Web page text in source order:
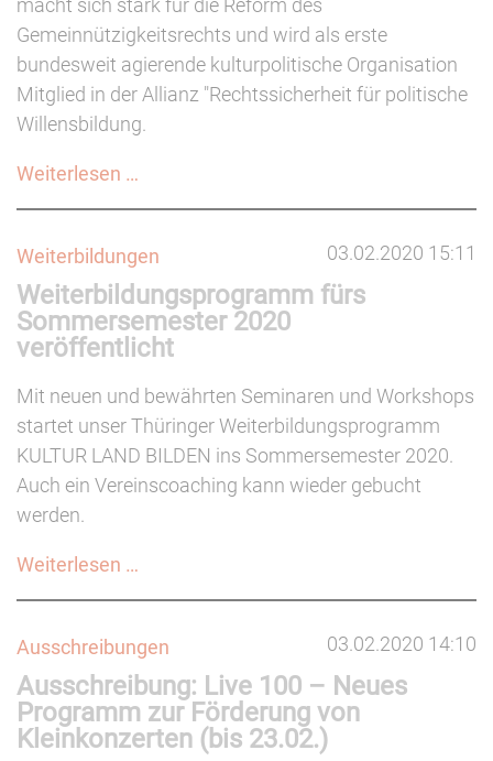
macht sich stark für die Reform des
Gemeinnützigkeitsrechts und wird als erste
bundesweit agierende kulturpolitische Organisation
Mitglied in der Allianz "Rechtssicherheit für politische
Willensbildung.
Weiterlesen …
in
der
Allianz
"Rechtssicherheit
politische
Willensbildung"
03.02.2020 15:11
Weiterbildungen
Weiterbildungsprogramm fürs
Sommersemester 2020
veröffentlicht
Mit neuen und bewährten Seminaren und Workshops
startet unser Thüringer Weiterbildungsprogramm
KULTUR LAND BILDEN ins Sommersemester 2020.
Auch ein Vereinscoaching kann wieder gebucht
werden.
Weiterlesen …
2020
veröffentlicht
03.02.2020 14:10
Ausschreibungen
Ausschreibung: Live 100 – Neues
Programm zur Förderung von
Kleinkonzerten (bis 23.02.)